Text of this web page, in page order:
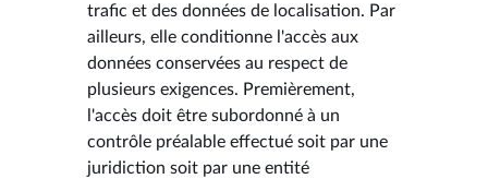
trafic et des données de localisation. Par
ailleurs, elle conditionne l'accès aux
données conservées au respect de
plusieurs exigences. Premièrement,
l'accès doit être subordonné à un
contrôle préalable effectué soit par une
juridiction soit par une entité